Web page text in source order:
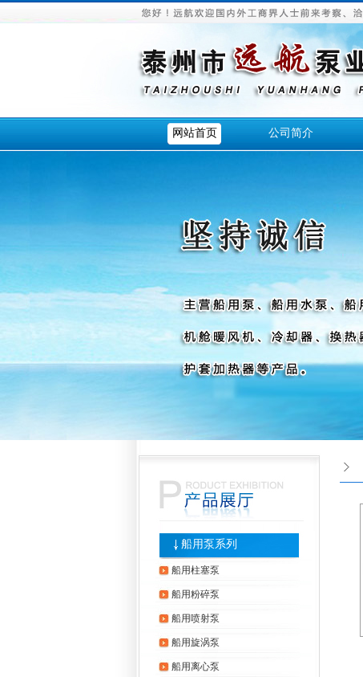
网站首页 公司简介
船用泵系列
船用柱塞泵
船用粉碎泵
船用喷射泵
船用旋涡泵
船用离心泵